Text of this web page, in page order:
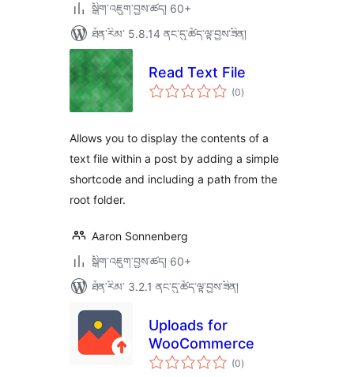
སྒྲིག་འཇུག་བྱས་ཚད། 60+
ཐོན་རིམ་ 5.8.14 ནང་དུ་ཚོད་ལྟ་བྱས་ཟིན།
Read Text File
(0གདེང་
འཇོག་
)
Allows you to display the contents of a
text file within a post by adding a simple
shortcode and including a path from the
root folder.
Aaron Sonnenberg
སྒྲིག་འཇུག་བྱས་ཚད། 60+
ཐོན་རིམ་ 3.2.1 ནང་དུ་ཚོད་ལྟ་བྱས་ཟིན།
Uploads for
WooCommerce
(0གདེང་
འཇོག་
)